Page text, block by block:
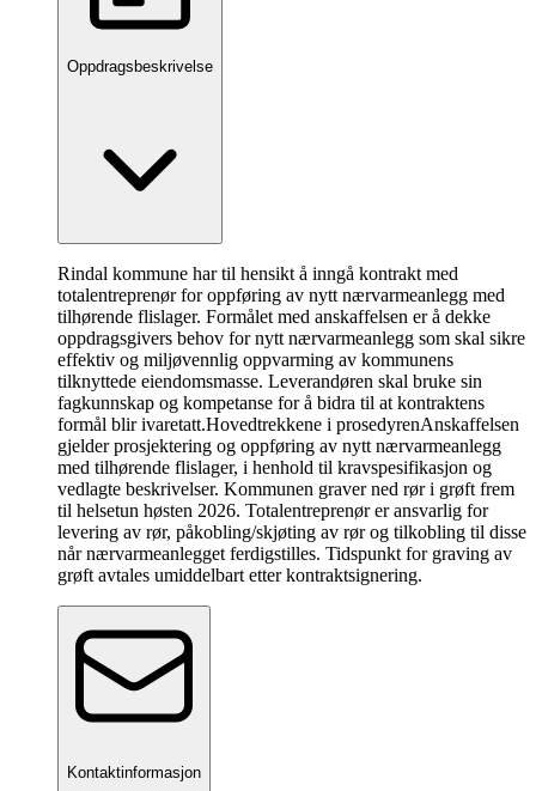
Oppdragsbeskrivelse
Rindal kommune har til hensikt å inngå kontrakt med
totalentreprenør for oppføring av nytt nærvarmeanlegg med
tilhørende flislager. Formålet med anskaffelsen er å dekke
oppdragsgivers behov for nytt nærvarmeanlegg som skal sikre
effektiv og miljøvennlig oppvarming av kommunens
tilknyttede eiendomsmasse. Leverandøren skal bruke sin
fagkunnskap og kompetanse for å bidra til at kontraktens
formål blir ivaretatt.Hovedtrekkene i prosedyrenAnskaffelsen
gjelder prosjektering og oppføring av nytt nærvarmeanlegg
med tilhørende flislager, i henhold til kravspesifikasjon og
vedlagte beskrivelser. Kommunen graver ned rør i grøft frem
til helsetun høsten 2026. Totalentreprenør er ansvarlig for
levering av rør, påkobling/skjøting av rør og tilkobling til disse
når nærvarmeanlegget ferdigstilles. Tidspunkt for graving av
grøft avtales umiddelbart etter kontraktsignering.
Kontaktinformasjon